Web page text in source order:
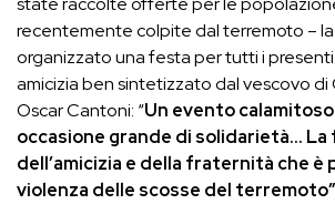
recentemente colpite dal terremoto –
organizzato una festa per tutti i
amicizia ben sintetizzato dal vescovo di
Oscar Cantoni: “Un evento
occasione grande di solidarietà… La
dell’amicizia e della fraternità che è
violenza delle scosse del